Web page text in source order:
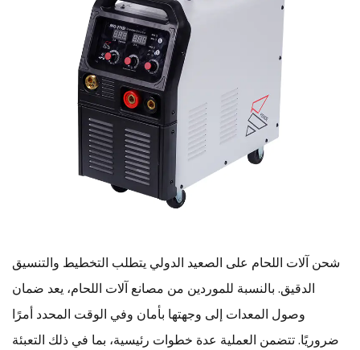
شحن آلات اللحام على الصعيد الدولي يتطلب التخطيط والتنسيق
الدقيق. بالنسبة للموردين من مصانع آلات اللحام، يعد ضمان
وصول المعدات إلى وجهتها بأمان وفي الوقت المحدد أمرًا
ضروريًا. تتضمن العملية عدة خطوات رئيسية، بما في ذلك التعبئة